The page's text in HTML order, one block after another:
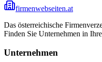
firmenwebseiten.at
Das österreichische
Finden Sie Unternehmen in
Unternehmen